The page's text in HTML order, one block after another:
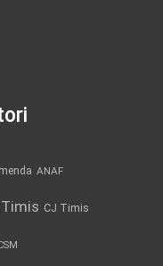
ANAF
Timis CJ Timis